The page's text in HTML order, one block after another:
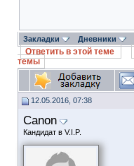
Закладки Дневники
Ответить в этой теме
темы
12.05.2016, 07:38
Canon
Кандидат в V.I.P.